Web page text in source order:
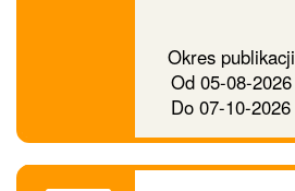
Okres publikacji
Od05-08-2026
Do 07-10-2026